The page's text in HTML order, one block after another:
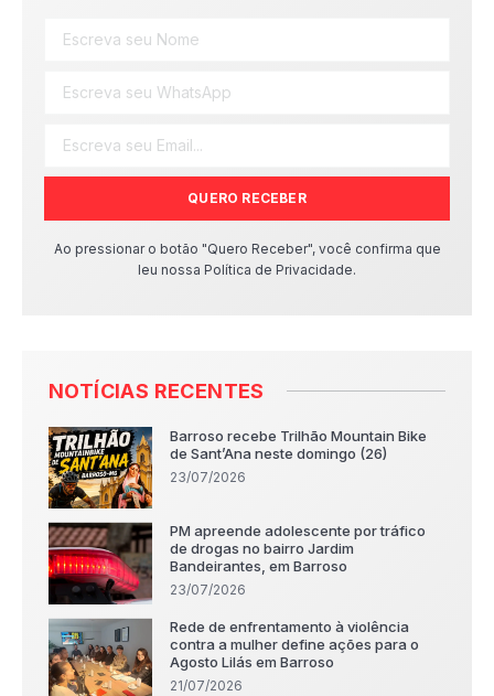
QUERO RECEBER
Ao pressionar o botão "Quero Receber", você confirma que
leu nossa Política de Privacidade.
NOTÍCIAS RECENTES
Barroso recebe Trilhão Mountain Bike
de Sant’Ana neste domingo (26)
23/07/2026
PM apreende adolescente por tráfico
de drogas no bairro Jardim
Bandeirantes, em Barroso
23/07/2026
Rede de enfrentamento à violência
contra a mulher define ações para o
Agosto Lilás em Barroso
21/07/2026